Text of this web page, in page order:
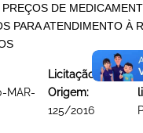
DE
PARA ATENDIMENTO À
MAR-
Licitação de
Origem:
125/2016